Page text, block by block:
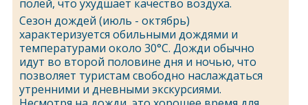
полей, что ухудшает качество воздуха.
Сезон дождей (июль - октябрь)
характеризуется обильными дождями и
температурами около 30°C. Дожди обычно
идут во второй половине дня и ночью, что
позволяет туристам свободно наслаждаться
утренними и дневными экскурсиями.